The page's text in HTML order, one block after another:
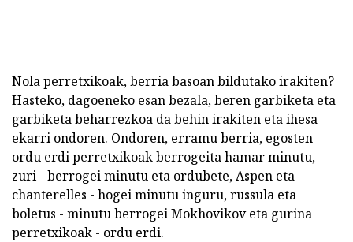
Nola perretxikoak, berria basoan bildutako irakiten?
Hasteko, dagoeneko esan bezala, beren garbiketa eta
garbiketa beharrezkoa da behin irakiten eta ihesa
ekarri ondoren. Ondoren, erramu berria, egosten
ordu erdi perretxikoak berrogeita hamar minutu,
zuri - berrogei minutu eta ordubete, Aspen eta
chanterelles - hogei minutu inguru, russula eta
boletus - minutu berrogei Mokhovikov eta gurina
perretxikoak - ordu erdi.